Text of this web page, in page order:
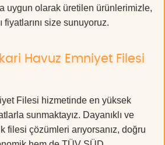
uygun olarak üretilen ürünlerimizle,
size sunuyoruz.
Havuz Emniyet Filesi
Filesi hizmetinde en yüksek
sunmaktayız. Dayanıklı ve
filesi çözümleri arıyorsanız, doğru